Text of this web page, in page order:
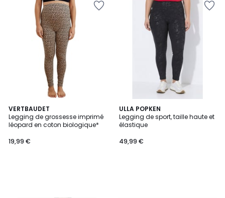
VERTBAUDET
Legging de grossesse imprimé
léopard en coton biologique*
19,99 €
ULLA POPKEN
Legging de sport, taille haute et
élastique
49,99 €